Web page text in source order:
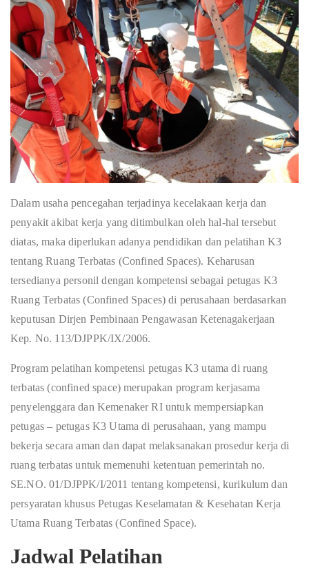
Dalam usaha pencegahan terjadinya kecelakaan kerja dan
penyakit akibat kerja yang ditimbulkan oleh hal-hal tersebut
diatas, maka diperlukan adanya pendidikan dan pelatihan K3
tentang Ruang Terbatas (Confined Spaces). Keharusan
tersedianya personil dengan kompetensi sebagai petugas K3
Ruang Terbatas (Confined Spaces) di perusahaan berdasarkan
keputusan Dirjen Pembinaan Pengawasan Ketenagakerjaan
Kep. No. 113/DJPPK/IX/2006.
Program pelatihan kompetensi petugas K3 utama di ruang
terbatas (confined space) merupakan program kerjasama
penyelenggara dan Kemenaker RI untuk mempersiapkan
petugas – petugas K3 Utama di perusahaan, yang mampu
bekerja secara aman dan dapat melaksanakan prosedur kerja di
ruang terbatas untuk memenuhi ketentuan pemerintah no.
SE.NO. 01/DJPPK/I/2011 tentang kompetensi, kurikulum dan
persyaratan khusus Petugas Keselamatan & Kesehatan Kerja
Utama Ruang Terbatas (Confined Space).
Jadwal Pelatihan